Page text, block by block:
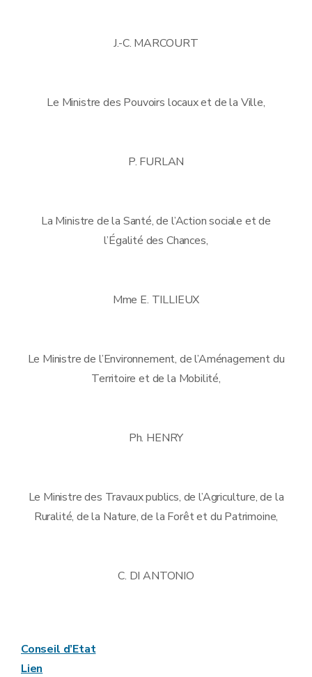
J.-C. MARCOURT
Le Ministre des Pouvoirs locaux et de la Ville,
P. FURLAN
La Ministre de la Santé, de l’Action sociale et de
l’Égalité des Chances,
Mme E. TILLIEUX
Le Ministre de l’Environnement, de l’Aménagement du
Territoire et de la Mobilité,
Ph. HENRY
Le Ministre des Travaux publics, de l’Agriculture, de la
Ruralité, de la Nature, de la Forêt et du Patrimoine,
C. DI ANTONIO
Conseil d’Etat
Lien